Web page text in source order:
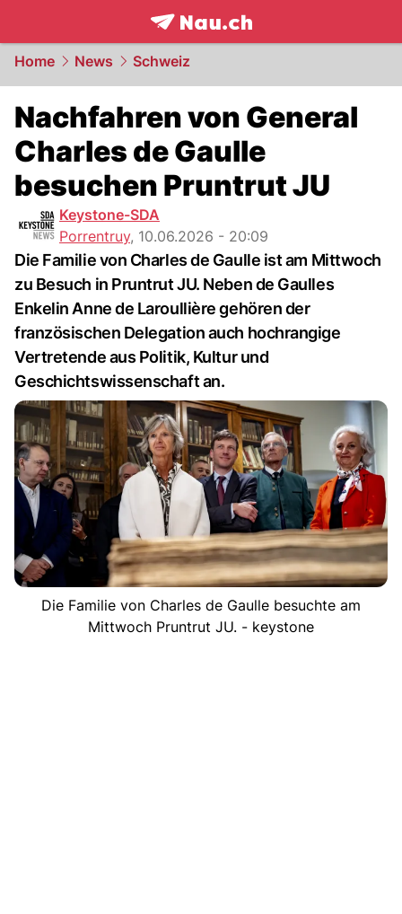
frontpage.NAU.ch
Home News Schweiz
Nachfahren von General
Charles de Gaulle
besuchen Pruntrut JU
Keystone-SDA
Porrentruy, 10.06.2026 - 20:09
Die Familie von Charles de Gaulle ist am Mittwoch
zu Besuch in Pruntrut JU. Neben de Gaulles
Enkelin Anne de Laroullière gehören der
französischen Delegation auch hochrangige
Vertretende aus Politik, Kultur und
Geschichtswissenschaft an.
Die Familie von Charles de Gaulle besuchte am
Mittwoch Pruntrut JU. - keystone